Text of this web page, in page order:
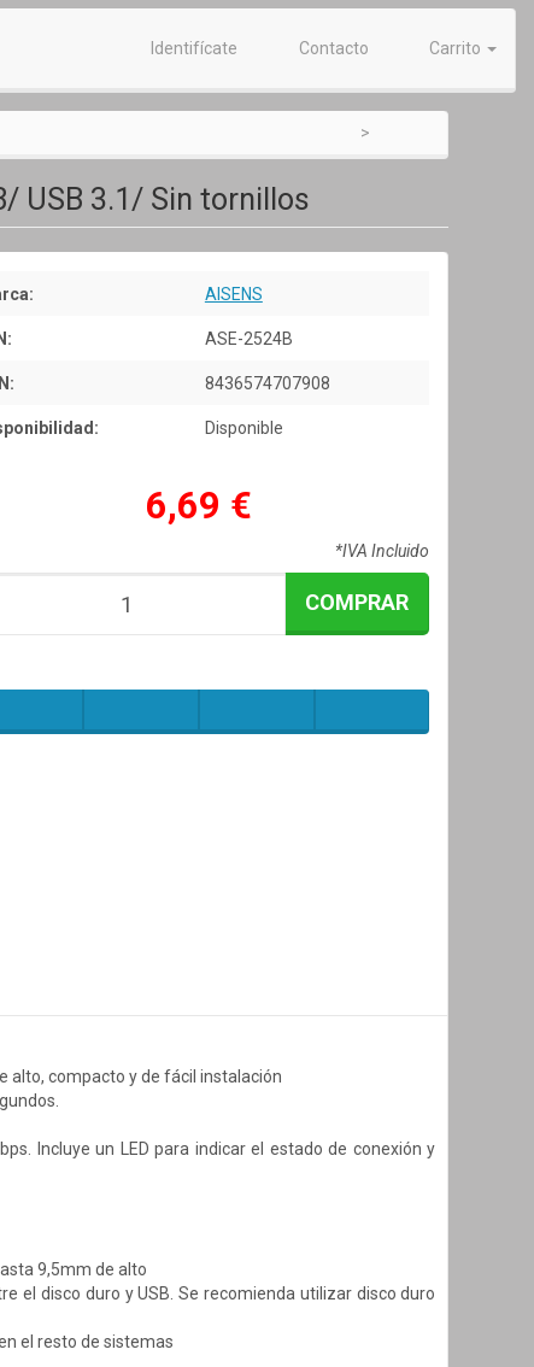
Identifícate Contacto Carrito
USB 3.1/ Sin tornillos
AISENS
ASE-2524B
8436574707908
Disponible
6,69 €
*IVA Incluido
COMPRAR
alto, compacto y de fácil instalación
Incluye un LED para indicar el estado de conexión y
9,5mm de alto
el disco duro y USB. Se recomienda utilizar disco duro
el resto de sistemas